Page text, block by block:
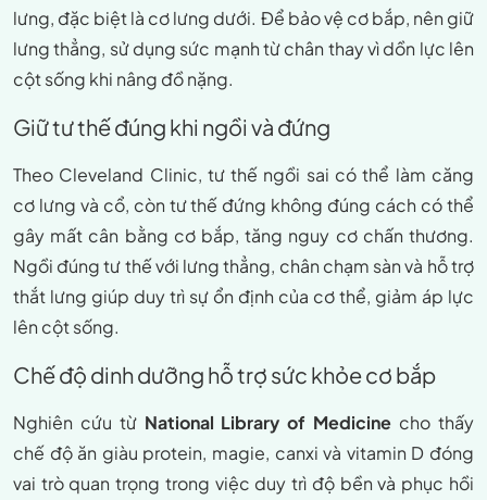
lưng, đặc biệt là cơ lưng dưới. Để bảo vệ cơ bắp, nên giữ
lưng thẳng, sử dụng sức mạnh từ chân thay vì dồn lực lên
cột sống khi nâng đồ nặng.
Giữ tư thế đúng khi ngồi và đứng
Theo Cleveland Clinic, tư thế ngồi sai có thể làm căng
cơ lưng và cổ, còn tư thế đứng không đúng cách có thể
gây mất cân bằng cơ bắp, tăng nguy cơ chấn thương.
Ngồi đúng tư thế với lưng thẳng, chân chạm sàn và hỗ trợ
thắt lưng giúp duy trì sự ổn định của cơ thể, giảm áp lực
lên cột sống.
Chế độ dinh dưỡng hỗ trợ sức khỏe cơ bắp
Nghiên cứu từ National Library of Medicine cho thấy
chế độ ăn giàu protein, magie, canxi và vitamin D đóng
vai trò quan trọng trong việc duy trì độ bền và phục hồi